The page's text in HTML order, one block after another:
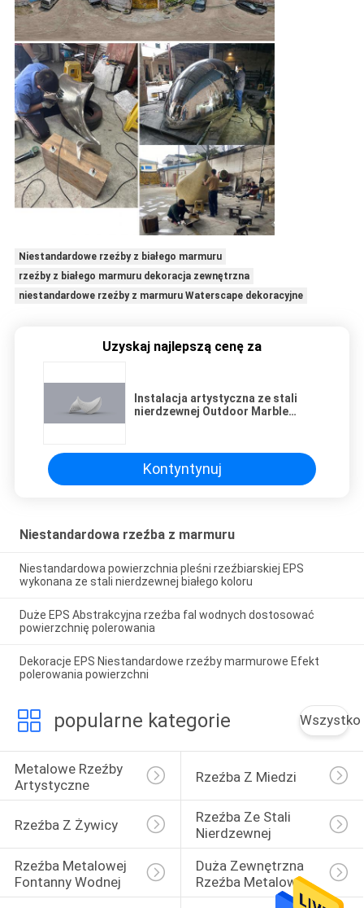
Niestandardowe rzeźby z białego marmuru
rzeźby z białego marmuru dekoracja zewnętrzna
niestandardowe rzeźby z marmuru Waterscape dekoracyjne
Uzyskaj najlepszą cenę za
Instalacja artystyczna ze stali
nierdzewnej Outdoor Marble
Kontyntynuj
Niestandardowa rzeźba z marmuru
Niestandardowa powierzchnia pleśni rzeźbiarskiej EPS
wykonana ze stali nierdzewnej białego koloru
Duże EPS Abstrakcyjna rzeźba fal wodnych dostosować
powierzchnię polerowania
Dekoracje EPS Niestandardowe rzeźby marmurowe Efekt
polerowania powierzchni
popularne kategorie Wszystko
Metalowe Rzeźby
Artystyczne
Rzeźba Z Miedzi
Rzeźba Z Żywicy
Rzeźba Ze Stali
Nierdzewnej
Rzeźba Metalowej
Fontanny Wodnej
Duża Zewnętrzna
Rzeźba Metalowa